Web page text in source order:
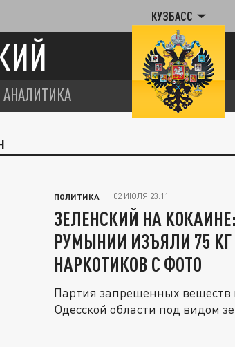
КУЗБАСС
АНАЛИТИКА
ПОЛИТИКА 02 ИЮЛЯ 23:11
ЗЕЛЕНСКИЙ НА
РУМЫНИИ ИЗЪЯЛИ 75 КГ
НАРКОТИКОВ С ФОТО
Партия запрещенных веществ
Одесской области под видом